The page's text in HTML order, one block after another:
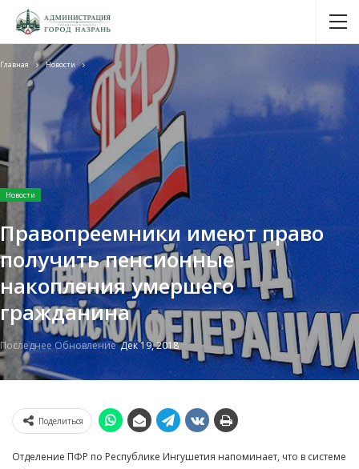
Главная Новости
Новости
Правопреемники имеют право
получить пенсионные
накопления умершего
гражданина
Последнее ОбновлениеДек 19, 2018
Поделиться
Отделение ПФР по Республике Ингушетия напоминает, что в системе